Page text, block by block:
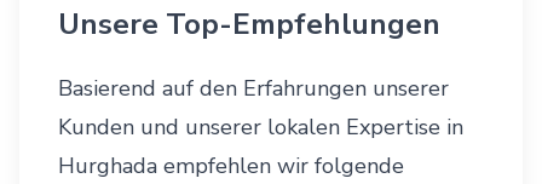
Unsere Top-Empfehlungen
Basierend auf den Erfahrungen unserer
Kunden und unserer lokalen Expertise in
Hurghada empfehlen wir folgende